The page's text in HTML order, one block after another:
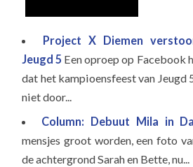
Project X Diemen
Jeugd 5 Een oproep op Facebook
dat het kampioensfeest van Jeugd
niet door...
Column: Debuut Mila in
mensjes groot worden, een foto
de achtergrond Sarah en Bette, nu...